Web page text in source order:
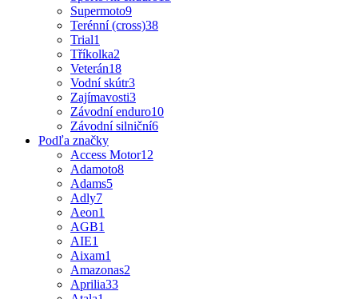
Supermoto9
Terénní (cross)38
Trial1
Tříkolka2
Veterán18
Vodní skútr3
Zajímavosti3
Závodní enduro10
Závodní silniční6
Podľa značky
Access Motor12
Adamoto8
Adams5
Adly7
Aeon1
AGB1
AIE1
Aixam1
Amazonas2
Aprilia33